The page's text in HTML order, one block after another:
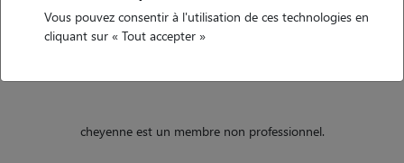
indescriptible, on a sûrement tous ça par ici ? ils sont si incroyables.
cheyenne est un membre non professionnel.
Vous pouvez consentir à l'utilisation de ces technologies en
cliquant sur « Tout accepter »